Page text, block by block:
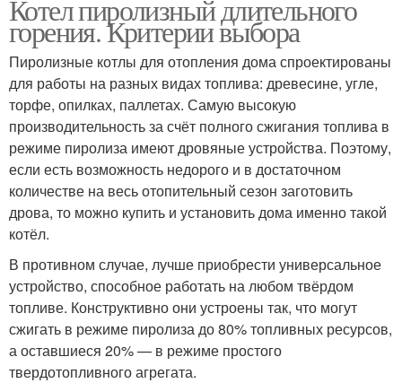
Котел пиролизный длительного
горения. Критерии выбора
Пиролизные котлы для отопления дома спроектированы
для работы на разных видах топлива: древесине, угле,
торфе, опилках, паллетах. Самую высокую
производительность за счёт полного сжигания топлива в
режиме пиролиза имеют дровяные устройства. Поэтому,
если есть возможность недорого и в достаточном
количестве на весь отопительный сезон заготовить
дрова, то можно купить и установить дома именно такой
котёл.
В противном случае, лучше приобрести универсальное
устройство, способное работать на любом твёрдом
топливе. Конструктивно они устроены так, что могут
сжигать в режиме пиролиза до 80% топливных ресурсов,
а оставшиеся 20% — в режиме простого
твердотопливного агрегата.